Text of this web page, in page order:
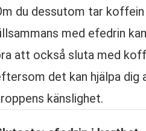
du dessutom tar koffein
med efedrin
att också sluta med
det kan hjälpa dig
känslighet.